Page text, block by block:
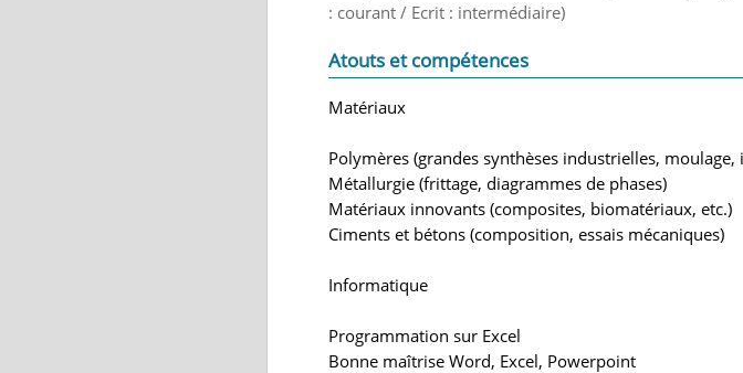
: courant / Ecrit : intermédiaire)
Atouts et compétences
Matériaux
Polymères (grandes synthèses industrielles, moulage,
Métallurgie (frittage, diagrammes de phases)
Matériaux innovants (composites, biomatériaux, etc.)
Ciments et bétons (composition, essais mécaniques)
Informatique
Programmation sur Excel
Bonne maîtrise Word, Excel, Powerpoint